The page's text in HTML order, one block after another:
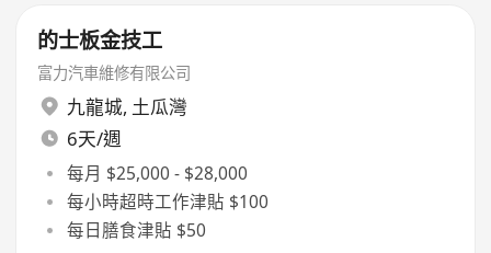
的士板金技工
富力汽車維修有限公司
九龍城, 土瓜灣
6天/週
每月 $25,000 - $28,000
每小時超時工作津貼 $100
每日膳食津貼 $50